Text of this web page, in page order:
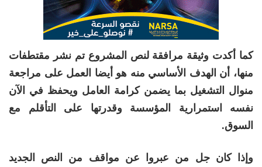
كما أكدت وثيقة مرافقة لنص المشروع تم نشر مقتطفات
منها، أن الهدف الأساسي منه هو أيضا العمل على مراجعة
منوال التشغيل بما يضمن كرامة العامل ويحفظ في الآن
نفسه استمرارية المؤسسة وقدرتها على التأقلم مع
السوق.
وإذا كان جل من عبروا عن مواقف من النص الجديد